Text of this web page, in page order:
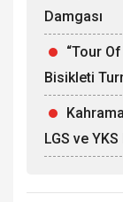
Damgası
“Tour
Bisikleti
LGS ve